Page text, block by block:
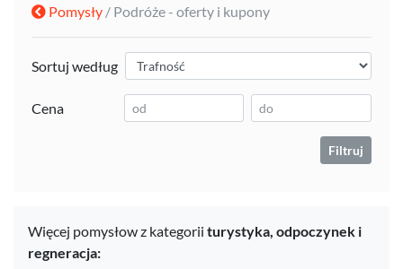
Pomysły / Podróże - oferty i kupony
Sortuj według
Cena
Filtruj
Więcej pomysłow z kategorii turystyka, odpoczynek i
regneracja: